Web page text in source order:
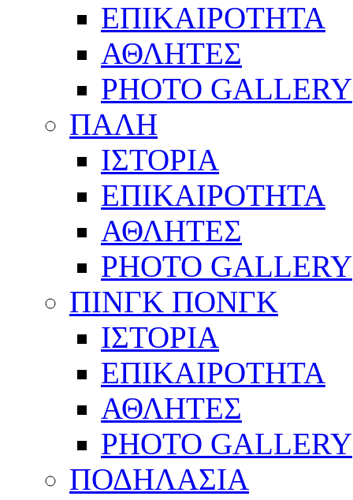
ΕΠΙΚΑΙΡΟΤΗΤΑ
ΑΘΛΗΤΕΣ
PHOTO GALLERY
ΠΑΛΗ
ΙΣΤΟΡΙΑ
ΕΠΙΚΑΙΡΟΤΗΤΑ
ΑΘΛΗΤΕΣ
PHOTO GALLERY
ΠΙΝΓΚ ΠΟΝΓΚ
ΙΣΤΟΡΙΑ
ΕΠΙΚΑΙΡΟΤΗΤΑ
ΑΘΛΗΤΕΣ
PHOTO GALLERY
ΠΟΔΗΛΑΣΙΑ